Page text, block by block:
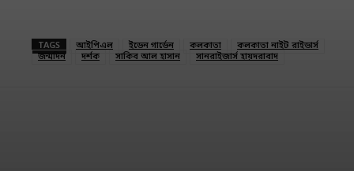
TAGS আইপিএল ইডেন গার্ডেন কলকাতা
কলকাতা নাইট রাইডার্স
জন্মদিন
দর্শক সাকিব আল হাসান সানরাইজার্স হায়দরাবাদ